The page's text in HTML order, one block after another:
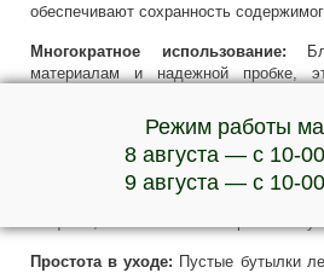
обеспечивают сохранность
Многократное использование:
материалам и надежной пробке,
Экологичность и безопасность:
изготовлена из высококачественного
безопасно для напитков. Материал
содержимым, не впитывает запахи
Простота в уходе: Пустые бутылки
Режим работы
8 августа — с 10-
9 августа — с 10-